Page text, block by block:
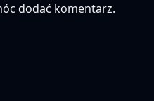
dodać komentarz.